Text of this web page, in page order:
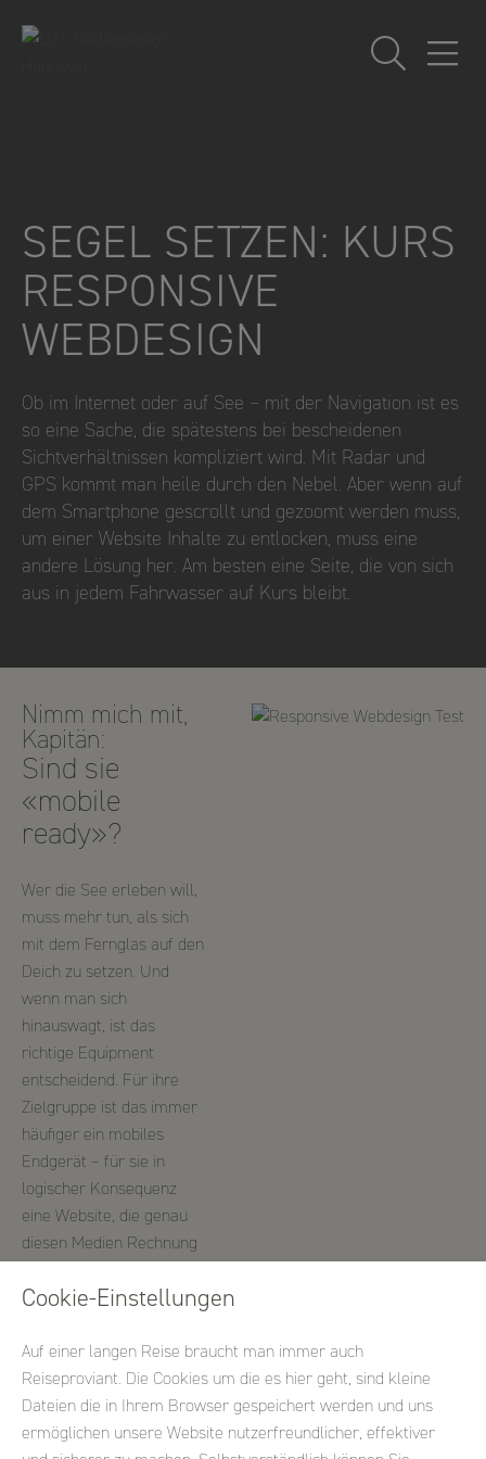
zum
SEGEL SETZEN: KURS
RESPONSIVE
WEBDESIGN
Ob im Internet oder auf See – mit der Navigation ist es
so eine Sache, die spätestens bei bescheidenen
Sichtverhältnissen kompliziert wird. Mit Radar und
GPS kommt man heile durch den Nebel. Aber wenn auf
dem Smartphone gescrollt und gezoomt werden muss,
um einer Website Inhalte zu entlocken, muss eine
andere Lösung her. Am besten eine Seite, die von sich
aus in jedem Fahrwasser auf Kurs bleibt.
Nimm mich mit,
Kapitän:
Sind sie
«mobile
ready»?
Wer die See erleben will,
muss mehr tun, als sich
mit dem Fernglas auf den
Deich zu setzen. Und
wenn man sich
hinauswagt, ist das
richtige Equipment
entscheidend. Für ihre
Zielgruppe ist das immer
häufiger ein mobiles
Endgerät – für sie in
logischer Konsequenz
eine Website, die genau
diesen Medien Rechnung
Google als wichtigste
Suchmaschine die Mobil-
Tauglichkeit einer Seite
als wichtigen Ranking-
Faktor. Wir wissen, wie
Cookie-Einstellungen
Auf einer langen Reise braucht man immer auch
Reiseproviant. Die Cookies um die es hier geht, sind kleine
Dateien die in Ihrem Browser gespeichert werden und uns
ermöglichen unsere Website nutzerfreundlicher, effektiver